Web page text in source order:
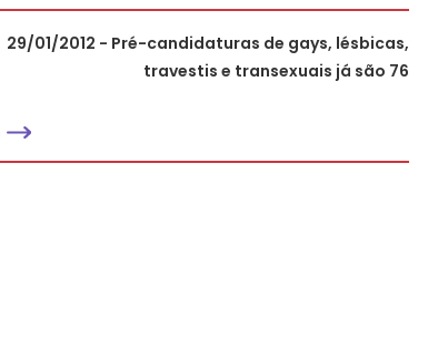
29/01/2012 - Pré-candidaturas de gays, lésbicas,
travestis e transexuais já são 76